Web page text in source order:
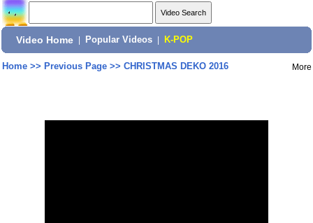
Video Home Popular Videos K-POP
Home>> Previous Page>> CHRISTMAS DEKO 2016 More